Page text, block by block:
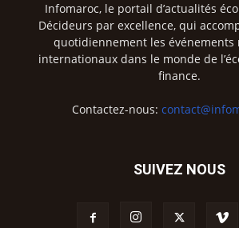
Infomaroc, le portail d’actualités
Décideurs par excellence, qui
quotidiennement les événements
internationaux dans le monde de
finance.
Contactez-nous:
SUIVEZ NOUS